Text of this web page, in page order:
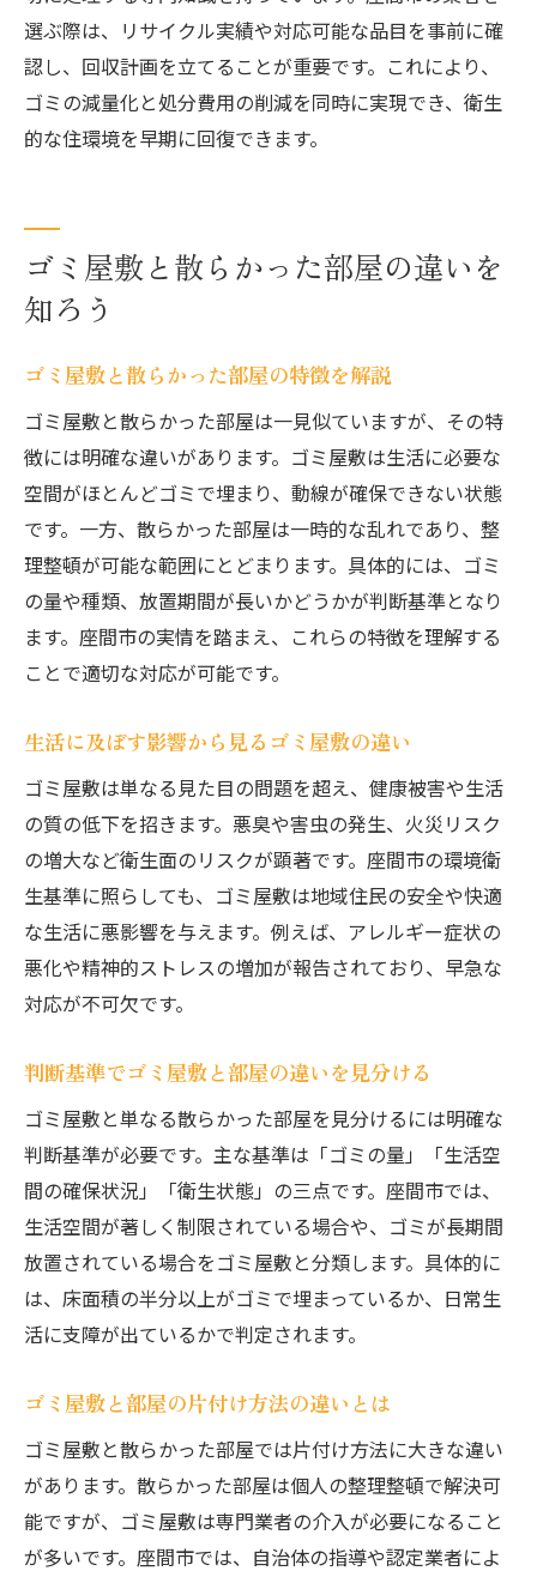
選ぶ際は、リサイクル実績や対応可能な品目を事前に確
認し、回収計画を立てることが重要です。これにより、
ゴミの減量化と処分費用の削減を同時に実現でき、衛生
的な住環境を早期に回復できます。
ゴミ屋敷と散らかった部屋の違いを
知ろう
ゴミ屋敷と散らかった部屋の特徴を解説
ゴミ屋敷と散らかった部屋は一見似ていますが、その特
徴には明確な違いがあります。ゴミ屋敷は生活に必要な
空間がほとんどゴミで埋まり、動線が確保できない状態
です。一方、散らかった部屋は一時的な乱れであり、整
理整頓が可能な範囲にとどまります。具体的には、ゴミ
の量や種類、放置期間が長いかどうかが判断基準となり
ます。座間市の実情を踏まえ、これらの特徴を理解する
ことで適切な対応が可能です。
生活に及ぼす影響から見るゴミ屋敷の違い
ゴミ屋敷は単なる見た目の問題を超え、健康被害や生活
の質の低下を招きます。悪臭や害虫の発生、火災リスク
の増大など衛生面のリスクが顕著です。座間市の環境衛
生基準に照らしても、ゴミ屋敷は地域住民の安全や快適
な生活に悪影響を与えます。例えば、アレルギー症状の
悪化や精神的ストレスの増加が報告されており、早急な
対応が不可欠です。
判断基準でゴミ屋敷と部屋の違いを見分ける
ゴミ屋敷と単なる散らかった部屋を見分けるには明確な
判断基準が必要です。主な基準は「ゴミの量」「生活空
間の確保状況」「衛生状態」の三点です。座間市では、
生活空間が著しく制限されている場合や、ゴミが長期間
放置されている場合をゴミ屋敷と分類します。具体的に
は、床面積の半分以上がゴミで埋まっているか、日常生
活に支障が出ているかで判定されます。
ゴミ屋敷と部屋の片付け方法の違いとは
ゴミ屋敷と散らかった部屋では片付け方法に大きな違い
があります。散らかった部屋は個人の整理整頓で解決可
能ですが、ゴミ屋敷は専門業者の介入が必要になること
が多いです。座間市では、自治体の指導や認定業者によ